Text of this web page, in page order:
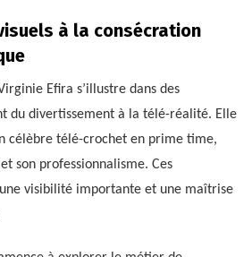
à la consécration
Efira s’illustre dans des
du divertissement à la télé-réalité. Elle
célèbre télé-crochet en prime time,
son professionnalisme. Ces
visibilité importante et une maîtrise